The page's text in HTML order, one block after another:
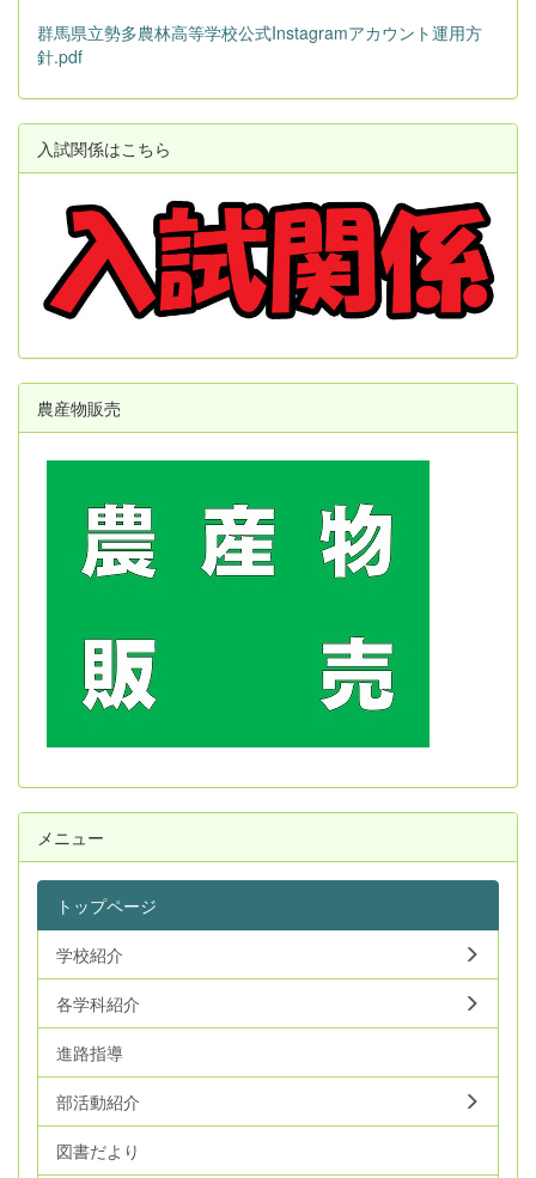
群馬県立勢多農林高等学校公式Instagramアカウント運用方
針.pdf
入試関係はこちら
農産物販売
メニュー
トップページ
学校紹介
各学科紹介
進路指導
部活動紹介
図書だより